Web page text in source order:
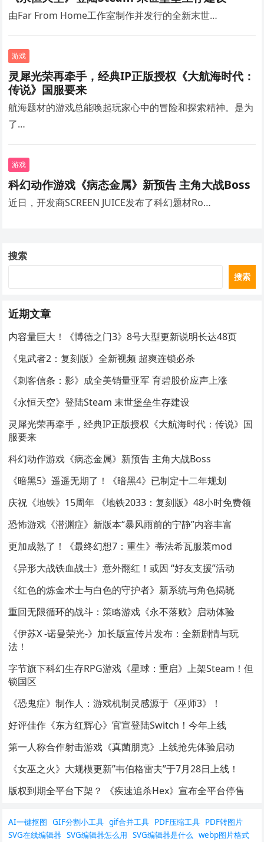
由Far From Home工作室制作并发行的全新末世…
游戏
灵犀光荣再牵手，经典IP正版授权《大航海时代：
传说》国服要来
航海题材的游戏总能唤起玩家心中的冒险和探索精神。是为
了…
游戏
科幻动作游戏《病态金属》新预告 主角大战Boss
近日，开发商SCREEN JUICE发布了科幻题材Ro…
搜索
搜索
近期文章
内容量巨大！《博德之门3》8号大型更新说明长达48页
《鬼武者2：复刻版》全新视频 超爽连锁必杀
《刺客信条：影》成全美销量亚军 育碧股价应声上涨
《永恒天空》登陆Steam 末世堡垒生存建设
灵犀光荣再牵手，经典IP正版授权《大航海时代：传说》国
服要来
科幻动作游戏《病态金属》新预告 主角大战Boss
《暗黑5》遥遥无期了！《暗黑4》已制定十二年规划
庆祝《地铁》15周年 《地铁2033：复刻版》48小时免费领
恐怖游戏《潜渊症》新版本“暴风雨前的宁静”内容丰富
更加成熟了！《最终幻想7：重生》蒂法希瓦服装mod
《异形大战铁血战士》意外翻红！或因 “好友支援”活动
《红色的炼金术士与白色的守护者》新系统与角色揭晓
重回无限循环的战斗：策略游戏《永不落败》启动体验
《伊苏X -诺曼荣光-》加长版宣传片发布：全新剧情与玩
法！
字节旗下科幻生存RPG游戏《星球：重启》上架Steam！但
锁国区
《恐鬼症》制作人：游戏机制灵感源于《巫师3》！
好评佳作《东方红辉心》官宣登陆Switch！今年上线
第一人称合作射击游戏《真菌朋克》上线抢先体验启动
《女巫之火》大规模更新”韦伯格雷夫”于7月28日上线！
版权到期全平台下架？ 《疾速追杀Hex》宣布全平台停售
AI一键抠图 GIF分割小工具 gif合并工具 PDF压缩工具 PDF转图片
SVG在线编辑器 SVG编辑器怎么用 SVG编辑器是什么 webp图片格式